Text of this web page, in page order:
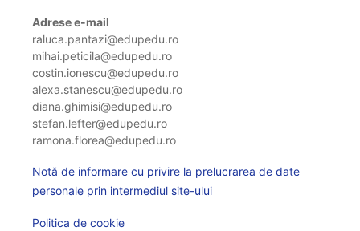
Adrese e-mail
raluca.pantazi@edupedu.ro
mihai.peticila@edupedu.ro
costin.ionescu@edupedu.ro
alexa.stanescu@edupedu.ro
diana.ghimisi@edupedu.ro
stefan.lefter@edupedu.ro
ramona.florea@edupedu.ro
Notă de informare cu privire la prelucrarea de date
personale prin intermediul site-ului
Politica de cookie